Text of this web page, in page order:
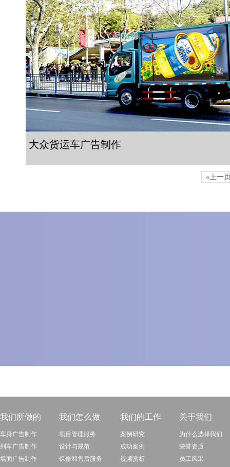
大众货运车广告制作
«上一
我们所做的
车身广告制作
列车广告制作
墙面广告制作
我们怎么做
项目管理服务
设计与规范
保修和售后服务
我们的工作
案例研究
成功案例
视频赏析
关于我们
为什么选择我们
荣誉资质
员工风采